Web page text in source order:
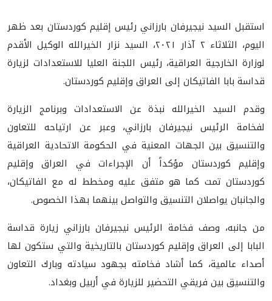
استقبل السيد نيجيرفان بارزاني رئيس إقليم كوردستان بعد ظهر
اليوم، الثلاثاء ٢ آذار ٢٠٢١، السيد نزار الخيرالله الوكيل الأقدم
لوزارة الخارجية العراقية، رئيس اللجنة العليا للاستعدادات لزيارة
قداسة بابا الفاتيكان إلى العراق وإقليم كوردستان.
وقدم السيد الخيرالله نبذة عن الاستعدادات وبرنامج الزيارة
لفخامة الرئيس نيجيرفان بارزاني، وعبر عن ارتياحه للتعاون
والتنسيق بين الجهات المعنية في الحكومة الاتحادية العراقية
وإقليم كوردستان مؤكداً أن الإجراءات في العراق وإقليم
كوردستان تمت كما هو متفق عليه ومخطط له مع الفاتيكان،
والجانبان يواصلان التنسيق والتواصل بينهما بهذا الخصوص.
من جانبه، وصف فخامة الرئيس نيجيرفان بارزاني زيارة قداسة
البابا إلى العراق وإقليم كوردستان بالتاريخية والتي ستكون لها
أصداء عالمية، كما أشاد فخامته بجهود سيادته وبارك التعاون
والتنسيق بين فريقي التحضير للزيارة في أربيل وبغداد.